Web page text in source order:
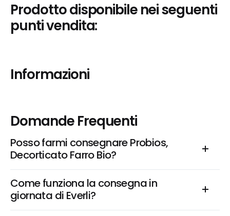
Prodotto disponibile nei seguenti
punti vendita:
Informazioni
Domande Frequenti
Posso farmi consegnare Probios,
Decorticato Farro Bio?
Come funziona la consegna in
giornata di Everli?